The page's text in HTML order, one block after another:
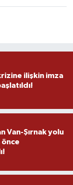
ilişkin imza
Van-Şırnak yolu
önce